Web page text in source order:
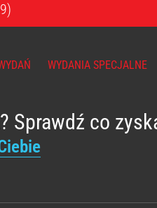
WYDANIA SPECJALNE
Sprawdź co